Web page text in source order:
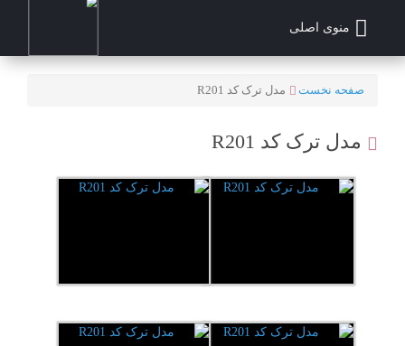
منوی اصلی
صفحه نخست مدل ترک کد R201
مدل ترک کد R201